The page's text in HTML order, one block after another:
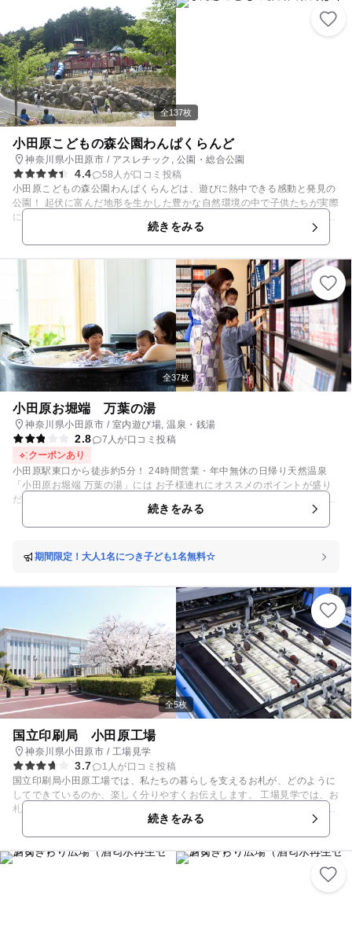
初の30分700円/以降10分ごと230円 ■平日1日フリー：1,900円 ■ベビープ
ラン(3歳未満対象)：親子2時間1,500円 【休日料金】（税込） ■基本料
金：最初の30分800円/以降10分ごと260円 ■2時間プラン：1,980円/以降1
0分ごと260円 大人の料金 【平日料金】（税込） 700円 【休日料金】（税
込） 800円 ■□■ ベビーテラス ■□■ 18カ月までの乳幼児専用のあそび
場です。 ”はじめてのあそび”をたくさん揃えました！ 五感を刺激する道具
を使って親子であそぼう！ ■□■□■□■□■□■□■□■□■□■□■□■□■□■□■□■□■□■
□■□■□ 平日はたっぷり遊ぼう♪平日フリーパス販売中♪ 2歳11か月未満の
お子様には身分証ご提示で親子で2時間たっぷりベビーパックも販売中♪
ビューも是非当店をご利用ください！ ★☆★☆クーポンご提示でノベルテ
ィプレゼント！★☆★☆ 詳しくは当ページのクーポンページをご参照くだ
さい♪ 「小田原ダイナシティ」ウエストモール3階にあるインドアプレイ
グラウンドゾーン『あそびパークPLUS』。天候を気にすることなく、さ
まざまなあそびが体験できるキッズパークです。 明るく清潔感のある店内
には、子どもの成長に欠かせない３大要素“感覚運動あそび・組み立てあ
そび・ごっこあそび”を取り入れ、子どもの自由な発想を引き出す遊具が
たくさん詰まっています。 小田原ダイナシティ店は5つのコーナーをお楽
しみいただけます！！ ・室内に海が出現！？『屋内砂浜 海の子』 ・子
どもの想像力は無限大！『クリエイターズヴィレッジ』 ・オリジナルカー
で走る！『EVライド』 ・飛んだり！ 跳ねたり！ 滑ったり！『イマジネー
ションヒルズ』 ・自由な発想でダイナミックな作品をつくろう！『スマー
トマックス』 何よりもお子様が安心して楽しんで頂けることを第一に、安
全対策については万全を期しています。ナムコの安全基準に準じた社内検
査・施設運営を行うとともに、外部機関による安全点検も実施し、二重、
三重のチェック体制は万全。 また営業終了後に遊具1つ1つ丁寧に消毒と
清掃を欠かさず行っているので、とっても清潔です！ ※現在、感染症対策
として、営業時間内の定期消毒を行っております。 「あそびパークPLUS
小田原ダイナシティ店」に是非遊びに来てくださいね！！ ■□■バースデ
ーキャンペーン終了のお知らせ■□■ たくさんの皆様にご愛顧頂きましたバ
ースデーキャンペーンですが、 2023年03月31日を以て終了いたしまし
た。 誠にありがとうございました。
全137枚
小田原こどもの森公園わんぱくらんど
神奈川県小田原市 / アスレチック, 公園・総合公園
4.4
58人が口コミ投稿
小田原こどもの森公園わんぱくらんどは、遊びに熱中できる感動と発見の
公園！ 起伏に富んだ地形を生かした豊かな自然環境の中で子供たちが実際
に体を動かして自由にのびのびと遊べる体験には、テレビゲームなどでは
味わえないスリルと感動があるはず。そして、家族や友達と、さらには生
き物と気軽にふれあえることが出来るいこいの場では、大きな発見がある
でしょう。 森林の中で安全装置をつけ、ジップラインを楽しむことができ
る樹上体験アスレチック「フォレストアドベンチャー・小田原」や森の中
でマウンテンバイクを体験できる「フォレストバイク」、川のせせらぎを
聞きながらキャンプを楽しむことができる「RECAMPおだわら」など隣
接する施設ももりだくさん！ 1年を通して楽しむことができるわんぱくら
んどへぜひお越しください！ ※うなぎ沢（水遊び）は利用禁止になりまし
た。
続きをみる
全37枚
小田原お堀端 万葉の湯
神奈川県小田原市 / 室内遊び場, 温泉・銭湯
2.8
7人が口コミ投稿
クーポンあり
小田原駅東口から徒歩約5分！ 24時間営業・年中無休の日帰り天然温泉
「小田原お堀端 万葉の湯」には お子様連れにオススメのポイントが盛り
だくさん♪ 【キッズランド＆ゲームプラザ】 2階には、ボールプールや ま
るで屋内遊園地のような遊具がそろったキッズランドが！ ゲームコーナー
やコインゲームもあるので、お子さまも飽きずに過ごせます♪ 同じフロア
ススメなのが「貸切風呂」。 ほかの方に気兼ねすることなく 個室でゆっ
なっているのでお風呂上がりにジュースを飲んで、 ゴロゴロするのもいい
ですね♪ 子どもとパパがのんびり休んでいる間に ママはエステやマッサー
ジでボディケアも出来ちゃう？！ 【自慢の露天風呂】 5階の「ひのき露天
風呂」や、6階の「屋上露天風呂」など 開放的な雰囲気のなかでのんびり
とくつろいで頂けます♪ 【お食事】 お食事処「万葉庵」では「冷やし中
華」など季節の料理がオススメ！ お子様には「キッズプレート」や 「ミ
ニソフト」「ミニかき氷」などが大人気♪ パパにはキーンと冷えたビール
が良いかも…？ ～詳細はホームページをチェック！～
続きをみる
期間限定！大人1名につき子ども1名無料☆
全5枚
国立印刷局 小田原工場
神奈川県小田原市 / 工場見学
3.7
1人が口コミ投稿
国立印刷局小田原工場では、私たちの暮らしを支えるお札が、どのように
してできているのか、楽しく分りやすくお伝えします。 工場見学では、お
札を印刷する現場をガラス窓越しに見学することができます。また、お札
の製造工程や偽造防止技術について、パネルや体験装置を使いながら、楽
しく学ぶことができます。インターネット版官報や、1億円の重さを体験
しながら記念撮影ができるコーナーもありますよ！ 工場見学は、個人でも
団体でも見学可能です。もちろん、家族連れの方も大歓迎です。 見学時間
は約90分で、火曜日、木曜日の午前、午後に一回ずつ開催しています。
なお、見学を希望される際には電話またはインターネットでの事前予約が
続きをみる